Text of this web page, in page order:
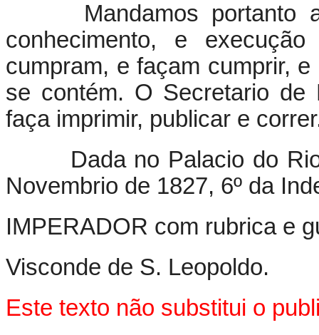
Mandamos portanto a
conhecimento, e
cumpram, e façam cumprir,
se contém. O Secretario
faça imprimir, publicar e
Dada no Palacio do
Novembrio de 1827, 6º da
IMPERADOR com rubrica e
Visconde de S. Leopoldo.
Este texto não substitui o